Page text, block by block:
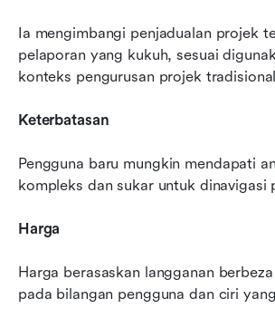
Ia mengimbangi penjadualan projek
pelaporan yang kukuh, sesuai
konteks pengurusan projek
Keterbatasan
Pengguna baru mungkin mendapati
kompleks dan sukar untuk dinavigasi
Harga
Harga berasaskan langganan
pada bilangan pengguna dan ciri